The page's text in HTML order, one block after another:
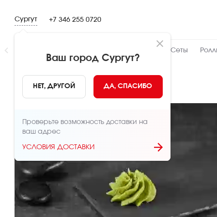
Сургут
Ваш город Сургут?
НЕТ, ДРУГОЙ ДА, СПАСИБО
Проверьте возможность доставки на
ваш адрес
УСЛОВИЯ ДОСТАВКИ
+7 346 255 0720
Сеты
НАЗАД